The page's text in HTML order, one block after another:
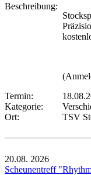
Beschreibung:
Termin:
Kategorie:
Ort:
TSV
20.08. 2026
Scheunentreff